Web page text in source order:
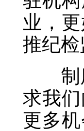
业，
推纪
制度
求我
更多